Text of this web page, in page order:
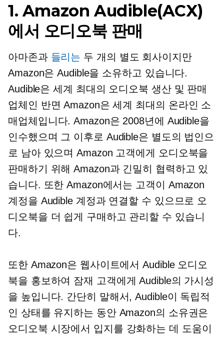
1. Amazon Audible(ACX)
에서 오디오북 판매
아마존과 들리는 두 개의 별도 회사이지만
Amazon은 Audible을 소유하고 있습니다.
Audible은 세계 최대의 오디오북 생산 및 판매
업체인 반면 Amazon은 세계 최대의 온라인 소
매업체입니다. Amazon은 2008년에 Audible을
인수했으며 그 이후로 Audible은 별도의 법인으
로 남아 있으며 Amazon 고객에게 오디오북을
판매하기 위해 Amazon과 긴밀히 협력하고 있
습니다. 또한 Amazon에서는 고객이 Amazon
계정을 Audible 계정과 연결할 수 있으므로 오
디오북을 더 쉽게 구매하고 관리할 수 있습니
다.
또한 Amazon은 웹사이트에서 Audible 오디오
북을 홍보하여 ​​잠재 고객에게 Audible의 가시성
을 높입니다. 간단히 말해서, Audible이 독립적
인 상태를 유지하는 동안 Amazon의 소유권은
오디오북 시장에서 입지를 강화하는 데 도움이